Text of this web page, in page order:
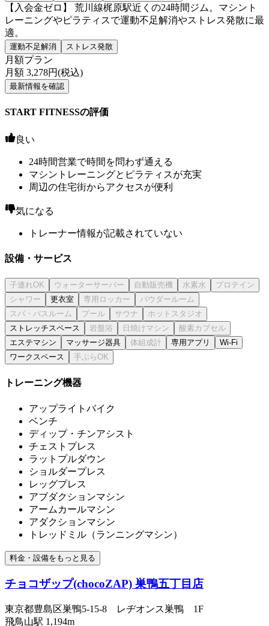
【入会金ゼロ】 荒川線梶原駅近くの24時間ジム。マシント
レーニングやピラティスで運動不足解消やストレス発散に最
適。
運動不足解消 ストレス発散
月額プラン
月額 3,278円(税込)
最新情報を確認
START FITNESSの評価
良い
24時間営業で時間を問わず通える
マシントレーニングとピラティスが充実
周辺の住宅街からアクセスが便利
気になる
トレーナー情報が記載されていない
設備・サービス
更衣室
ストレッチスペース
エステマシン
マッサージ器具 専用アプリ
Wi-Fi
ワークスペース
トレーニング機器
アップライトバイク
ベンチ
ディップ・チンアシスト
チェストプレス
ラットプルダウン
ショルダープレス
レッグプレス
アブダクションマシン
アームカールマシン
アダクションマシン
トレッドミル（ランニングマシン）
料金・設備をもっと見る
チョコザップ(chocoZAP) 巣鴨五丁目店
東京都豊島区巣鴨5-15-8 レヂオンス巣鴨 1F
飛鳥山駅 1,194m